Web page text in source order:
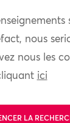
nous
nous les
ici
LA